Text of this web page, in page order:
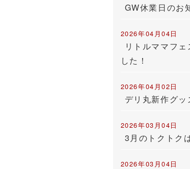
GW休業日のお
2026年04月04日
リトルママフ
した！
2026年04月02日
デリ丸新作グッ
2026年03月04日
3月のトクトク
2026年03月04日